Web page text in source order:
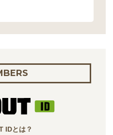
IDとは？